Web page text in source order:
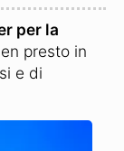
per la
presto in
e di